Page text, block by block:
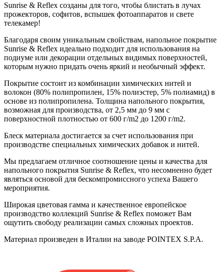
Sunrise & Reflex созданы для того, чтобы блистать в лучах
прожекторов, софитов, вспышек фотоаппаратов и свете
телекамер!
Благодаря своим уникальным свойствам, напольное покрытие
Sunrise & Reflex идеально подходит для использования на
подиуме или декорации отдельных видимых поверхностей,
которым нужно придать очень яркий и необычный эффект.
Покрытие состоит из комбинации химических нитей и
волокон (80% полипропилен, 15% полиэстер, 5% полиамид) в
основе из полипропилена. Толщина напольного покрытия,
возможная для производства, от 2,5 мм до 9 мм с
поверхностной плотностью от 600 г/m2 до 1200 г/m2.
Блеск материала достигается за счет использования при
производстве специальных химических добавок и нитей.
Мы предлагаем отличное соотношение цены и качества для
напольного покрытия Sunrise & Reflex, что несомненно будет
являться основой для бескомпромиссного успеха Вашего
мероприятия.
Широкая цветовая гамма и качественное европейское
производство коллекций Sunrise & Reflex поможет Вам
ощутить свободу реализации самых сложных проектов.
Материал произведен в Италии на заводе POINTEX S.P.A.